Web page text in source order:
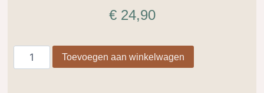
€24,90
Toevoegen aan winkelwagen